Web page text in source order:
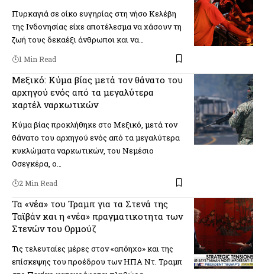
Πυρκαγιά σε οίκο ευγηρίας στη νήσο Κελέβη
της Ινδονησίας είχε αποτέλεσμα να χάσουν τη
ζωή τους δεκαέξι άνθρωποι και να…
1 Min Read
Μεξικό: Κύμα βίας μετά τον θάνατο του
αρχηγού ενός από τα μεγαλύτερα
καρτέλ ναρκωτικών
Κύμα βίας προκλήθηκε στο Μεξικό, μετά τον
θάνατο του αρχηγού ενός από τα μεγαλύτερα
κυκλώματα ναρκωτικών, του Νεμέσιο
Οσεγκέρα, ο…
2 Min Read
Τα «νέα» του Τραμπ για τα Στενά της
Ταϊβάν και η «νέα» πραγματικοτητα των
Στενών του Ορμούζ
Τις τελευταίες μέρες στον «απόηχο» και της
επίσκεψης του προέδρου των ΗΠΑ Ντ. Τραμπ